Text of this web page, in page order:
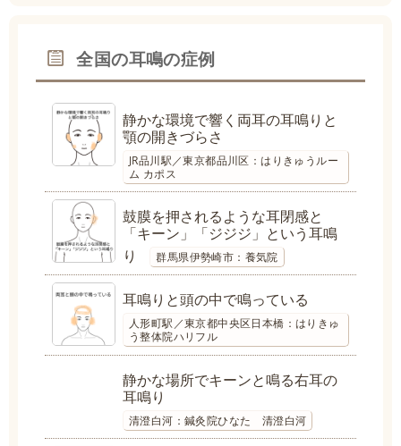
全国の耳鳴の症例
静かな環境で響く両耳の耳鳴りと
顎の開きづらさ
JR品川駅／東京都品川区：はりきゅうルー
ム カポス
鼓膜を押されるような耳閉感と
「キーン」「ジジジ」という耳鳴
り
群馬県伊勢崎市：養気院
耳鳴りと頭の中で鳴っている
人形町駅／東京都中央区日本橋：はりきゅ
う整体院ハリフル
静かな場所でキーンと鳴る右耳の
耳鳴り
清澄白河：鍼灸院ひなた 清澄白河